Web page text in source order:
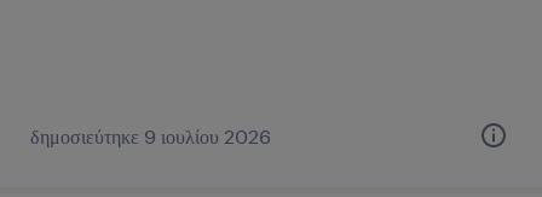
δημοσιεύτηκε 9 ιουλίου 2026